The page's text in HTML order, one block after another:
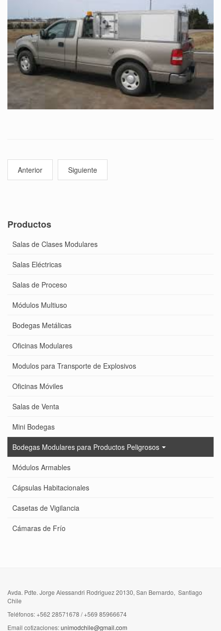
Anterior Siguiente
Productos
Salas de Clases Modulares
Salas Eléctricas
Salas de Proceso
Módulos Multiuso
Bodegas Metálicas
Oficinas Modulares
Modulos para Transporte de Explosivos
Oficinas Móviles
Salas de Venta
Mini Bodegas
Bodegas Modulares para Productos Peligrosos
Módulos Armables
Cápsulas Habitacionales
Casetas de Vigilancia
Cámaras de Frío
Avda. Pdte. Jorge Alessandri Rodriguez 20130, San Bernardo, Santiago
Chile
Teléfonos: +562 28571678 / +569 85966674
Email cotizaciones:unimodchile@gmail.com